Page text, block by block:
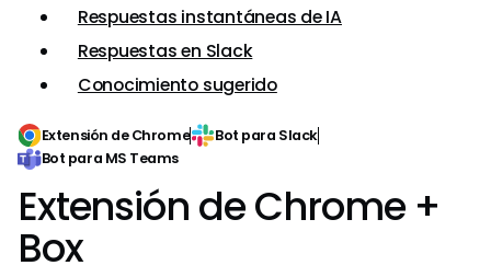
Respuestas instantáneas de IA
Respuestas en Slack
Conocimiento sugerido
Extensión de Chrome
Bot para Slack
Bot para MS Teams
Extensión de Chrome +
Box